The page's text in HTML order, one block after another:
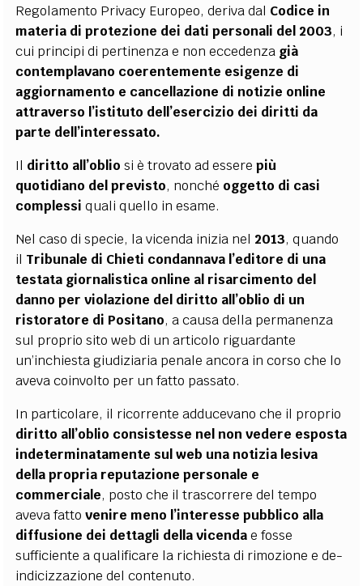
Regolamento Privacy Europeo, deriva dal Codice in
materia di protezione dei dati personali del 2003, i
cui principi di pertinenza e non eccedenza già
contemplavano coerentemente esigenze di
aggiornamento e cancellazione di notizie online
attraverso l’istituto dell’esercizio dei diritti da
parte dell’interessato.
Il diritto all’obliosi è trovato ad essere più
quotidiano del previsto, nonché oggetto di casi
complessi quali quello in esame.
Nel caso di specie, la vicenda inizia nel 2013, quando
il Tribunale di Chieti condannava l’editore di una
testata giornalistica online al risarcimento del
danno per violazione del diritto all’oblio di un
ristoratore di Positano, a causa della permanenza
sul proprio sito web di un articolo riguardante
un’inchiesta giudiziaria penale ancora in corso che lo
aveva coinvolto per un fatto passato.
In particolare, il ricorrente adducevano che il proprio
diritto all’oblio consistesse nel non vedere esposta
indeterminatamente sul web una notizia lesiva
della propria reputazione personale e
commerciale, posto che il trascorrere del tempo
aveva fattovenire meno l’interesse pubblico alla
diffusione dei dettagli della vicendae fosse
sufficiente a qualificare la richiesta di rimozione e de-
indicizzazione del contenuto.